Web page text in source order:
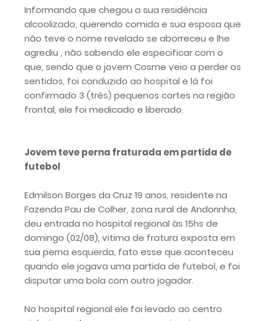
Informando que chegou a sua residência
alcoolizado, querendo comida e sua esposa que
não teve o nome revelado se aborreceu e lhe
agrediu , não sabendo ele especificar com o
que, sendo que o jovem Cosme veio a perder os
sentidos, foi conduzido ao hospital e lá foi
confirmado 3 (três) pequenos cortes na região
frontal, ele foi medicado e liberado.
Jovem teve perna fraturada em partida de
futebol
Edmilson Borges da Cruz 19 anos, residente na
Fazenda Pau de Colher, zona rural de Andorinha,
deu entrada no hospital regional às 15hs de
domingo (02/08), vitima de fratura exposta em
sua perna esquerda, fato esse que aconteceu
quando ele jogava uma partida de futebol, e foi
disputar uma bola com outro jogador.
No hospital regional ele foi levado ao centro